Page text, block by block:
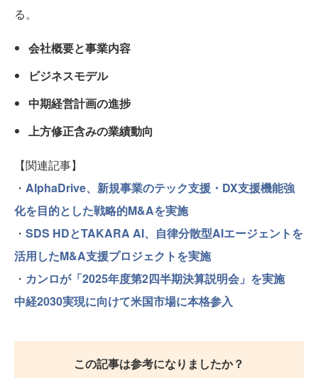
る。
会社概要と事業内容
ビジネスモデル
中期経営計画の進捗
上方修正含みの業績動向
【関連記事】
・ AlphaDrive、新規事業のテック支援・DX支援機能強
化を目的とした戦略的M&Aを実施
・ SDS HDとTAKARA AI、自律分散型AIエージェントを
活用したM&A支援プロジェクトを実施
・ カンロが「2025年度第2四半期決算説明会」を実施
中経2030実現に向けて米国市場に本格参入
この記事は参考になりましたか？